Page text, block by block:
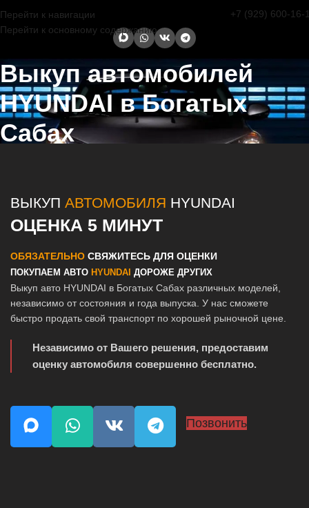
Перейти к навигации
Перейти к основному содержанию
+7 (929) 600-16-
Выкуп автомобилей
HYUNDAI в Богатых
Сабах
ВЫКУП АВТОМОБИЛЯ HYUNDAI
ОЦЕНКА 5 МИНУТ
ОБЯЗАТЕЛЬНО СВЯЖИТЕСЬ ДЛЯ ОЦЕНКИ
ПОКУПАЕМ АВТО HYUNDAI ДОРОЖЕ ДРУГИХ
Выкуп авто HYUNDAI в Богатых Сабах различных моделей,
независимо от состояния и года выпуска. У нас сможете
быстро продать свой транспорт по хорошей рыночной цене.
Независимо от Вашего решения, предоставим
оценку автомобиля совершенно бесплатно.
Позвонить